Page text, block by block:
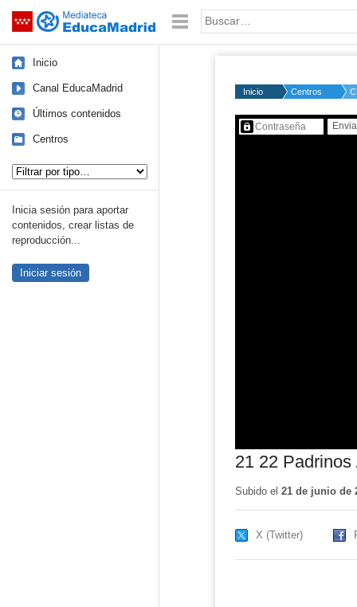
Saltar navegación Palabra o frase:
Inicio
Canal EducaMadrid
Últimos contenidos
Centros
Inicia sesión para aportar
contenidos, crear listas de
reproducción...
Iniciar sesión
Inicio Centros
Contenido protegido…
21 22
Subido el 21 de junio de
X (Twitter)